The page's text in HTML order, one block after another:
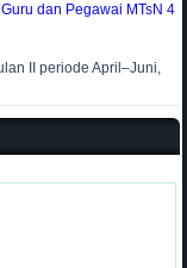
dan Pegawai MTsN 4
II periode April–Juni,